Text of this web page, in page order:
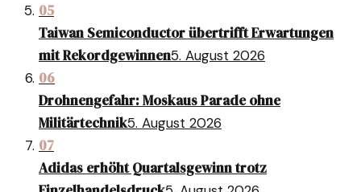
05
Taiwan Semiconductor übertrifft Erwartungen
mit Rekordgewinnen5. August 2026
06
Drohnengefahr: Moskaus Parade ohne
Militärtechnik5. August 2026
07
Adidas erhöht Quartalsgewinn trotz